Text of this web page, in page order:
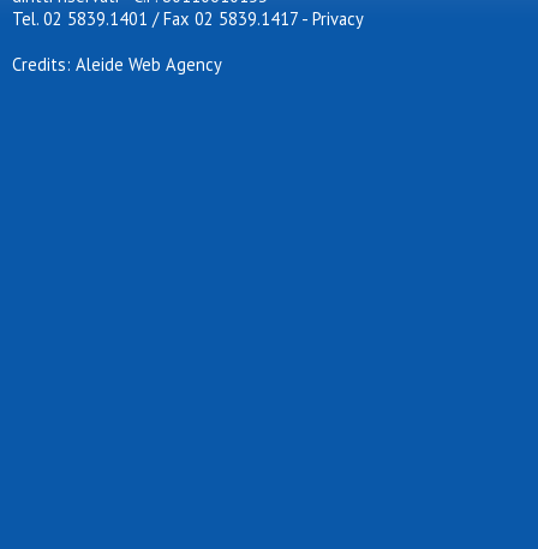
Tel. 02 5839.1401 / Fax 02 5839.1417 - Privacy
Credits: Aleide Web Agency